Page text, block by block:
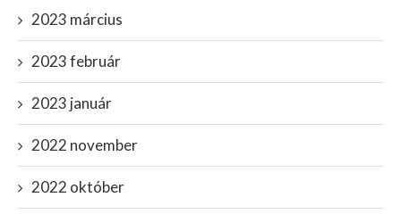
2023 március
2023 február
2023 január
2022 november
2022 október